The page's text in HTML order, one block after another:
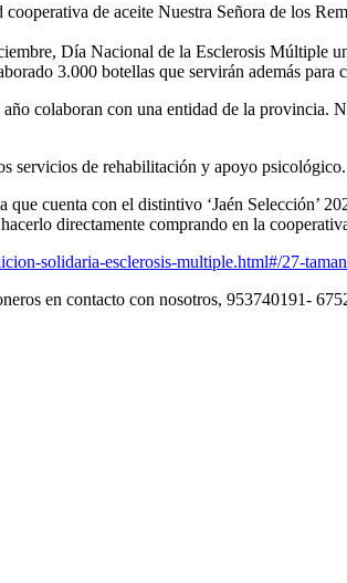
de aceite Nuestra Señora de los
Día Nacional de la Esclerosis Múltiple
3.000 botellas que servirán además
colaboran con una entidad de la provincia.
servicios de rehabilitación y apoyo psicológico.
que cuenta con el distintivo ‘Jaén
directamente comprando en la
solidaria-esclerosis-multiple.html#/27-
en contacto con nosotros, 953740191-